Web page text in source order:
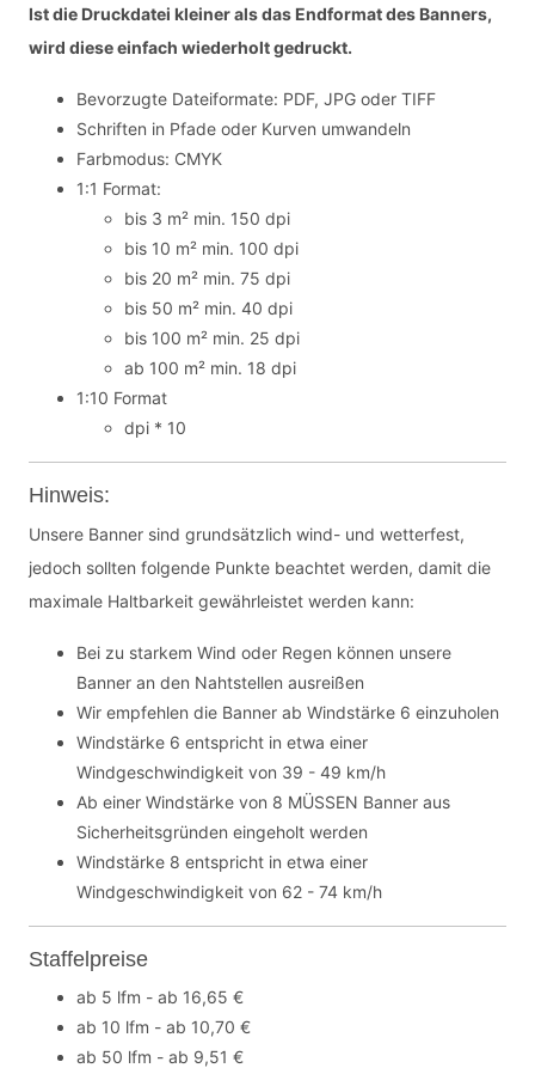
Ist die Druckdatei kleiner als das Endformat des Banners,
wird diese einfach wiederholt gedruckt.
Bevorzugte Dateiformate: PDF, JPG oder TIFF
Schriften in Pfade oder Kurven umwandeln
Farbmodus: CMYK
1:1 Format:
bis 3 m² min. 150 dpi
bis 10 m² min. 100 dpi
bis 20 m² min. 75 dpi
bis 50 m² min. 40 dpi
bis 100 m² min. 25 dpi
ab 100 m² min. 18 dpi
1:10 Format
dpi * 10
Hinweis:
Unsere Banner sind grundsätzlich wind- und wetterfest,
jedoch sollten folgende Punkte beachtet werden, damit die
maximale Haltbarkeit gewährleistet werden kann:
Bei zu starkem Wind oder Regen können unsere
Banner an den Nahtstellen ausreißen
Wir empfehlen die Banner ab Windstärke 6 einzuholen
Windstärke 6 entspricht in etwa einer
Windgeschwindigkeit von 39 - 49 km/h
Ab einer Windstärke von 8 MÜSSEN Banner aus
Sicherheitsgründen eingeholt werden
Windstärke 8 entspricht in etwa einer
Windgeschwindigkeit von 62 - 74 km/h
Staffelpreise
ab 5 lfm - ab 16,65 €
ab 10 lfm - ab 10,70 €
ab 50 lfm - ab 9,51 €